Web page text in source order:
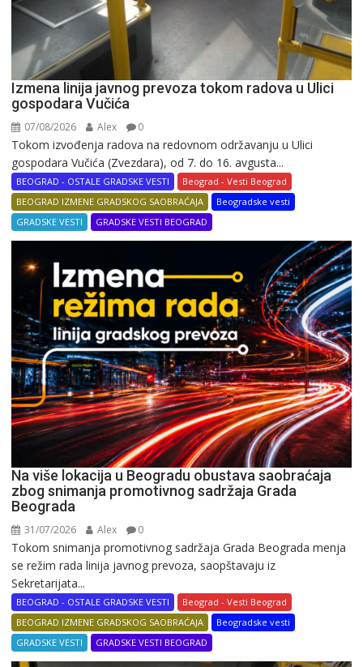
Izmena linija javnog prevoza tokom radova u Ulici
gospodara Vučića
07/08/2026 Alex 0
Tokom izvođenja radova na redovnom održavanju u Ulici
gospodara Vučića (Zvezdara), od 7. do 16. avgusta...
BEOGRAD - OSTALE GRADSKE VESTI
Beograd - Vesti Beograd
BEOGRAD IZMENE GRADSKOG SAOBRAĆAJA
Beogradske vesti
GRADSKE VESTI
GRADSKE VESTI BEOGRAD
Na više lokacija u Beogradu obustava saobraćaja
zbog snimanja promotivnog sadržaja Grada
Beograda
31/07/2026 Alex 0
Tokom snimanja promotivnog sadržaja Grada Beograda menja
se režim rada linija javnog prevoza, saopštavaju iz
Sekretarijata...
BEOGRAD - OSTALE GRADSKE VESTI
Beograd - Vesti Beograd
BEOGRAD IZMENE GRADSKOG SAOBRAĆAJA
Beogradske vesti
GRADSKE VESTI
GRADSKE VESTI BEOGRAD